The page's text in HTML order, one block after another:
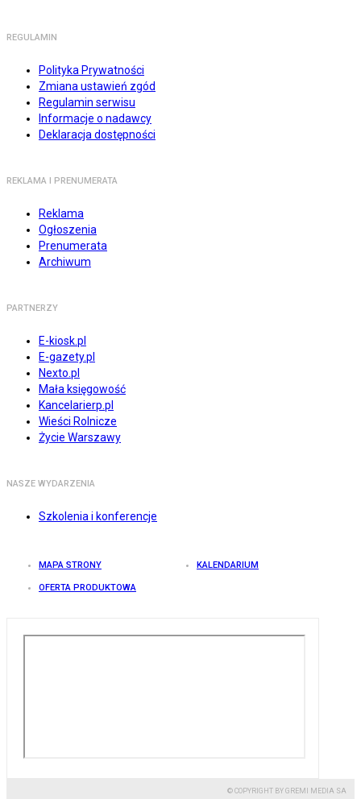
REGULAMIN
Polityka Prywatności
Zmiana ustawień zgód
Regulamin serwisu
Informacje o nadawcy
Deklaracja dostępności
REKLAMA I PRENUMERATA
Reklama
Ogłoszenia
Prenumerata
Archiwum
PARTNERZY
E-kiosk.pl
E-gazety.pl
Nexto.pl
Mała księgowość
Kancelarierp.pl
Wieści Rolnicze
Życie Warszawy
NASZE WYDARZENIA
Szkolenia i konferencje
MAPA STRONY KALENDARIUM
OFERTA PRODUKTOWA
© COPYRIGHT BY GREMI MEDIA SA